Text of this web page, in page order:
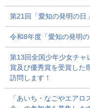
第21回「愛知の発明の日
令和8年度「愛知の発明
第13回全国少年少女チャ
賞及び優秀賞を受賞した
訪問します！
「あいち・なごやエア